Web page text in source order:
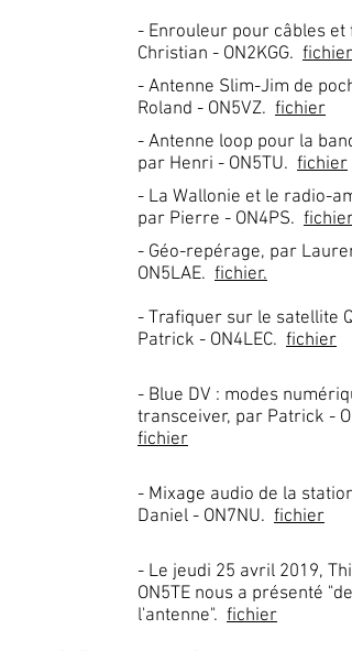
- Enrouleur pour câbles et
Christian - ON2KGG. fichier
- Antenne Slim-Jim de
Roland - ON5VZ. fichier
- Antenne loop pour la
par Henri - ON5TU. fichier
- La Wallonie et le radio-
par Pierre - ON4PS. fichier
- Géo-repérage, par
ON5LAE. fichier.
- Trafiquer sur le satellite
Patrick - ON4LEC. fichier
- Blue DV : modes
transceiver, par Patrick -
fichier
- Mixage audio de la
Daniel - ON7NU. fichier
- Le jeudi 25 avril 2019,
ON5TE nous a présenté
l'antenne". fichier